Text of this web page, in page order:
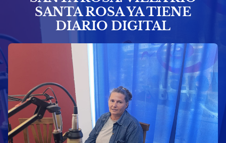
SANTA ROSA YA TIENE
DIARIO DIGITAL